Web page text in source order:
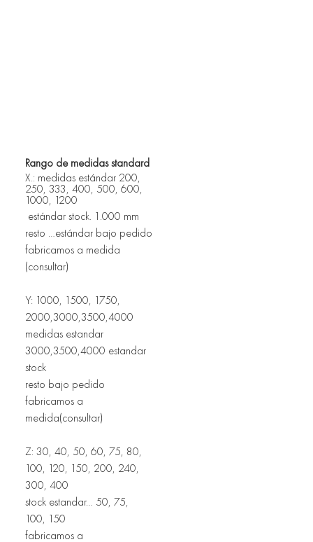
Rango de medidas standard
X.: medidas estándar 200,
250, 333, 400, 500, 600,
1000, 1200
estándar stock. 1.000 mm
resto …estándar bajo pedido
fabricamos a medida
(consultar)
Y: 1000, 1500, 1750,
2000,3000,3500,4000
medidas estandar
3000,3500,4000 estandar
stock
resto bajo pedido
fabricamos a
medida(consultar)
Z: 30, 40, 50, 60, 75, 80,
100, 120, 150, 200, 240,
300, 400
stock estandar… 50, 75,
100, 150
fabricamos a